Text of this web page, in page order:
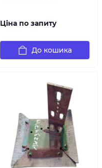
Ціна по запиту
До кошика